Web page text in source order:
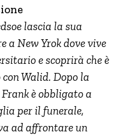
lascia la sua
a New Yrok dove vive
e scoprirà che è
Walid. Dopo la
è obbligato a
per il funerale,
ad affrontare un